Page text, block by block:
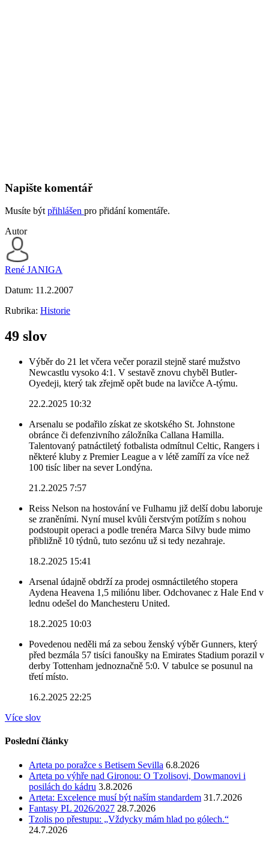
Napište komentář
Musíte být přihlášen pro přidání komentáře.
Autor
René JANIGA
Datum: 11.2.2007
Rubrika: Historie
49 slov
Výběr do 21 let včera večer porazil stejně staré mužstvo
Newcastlu vysoko 4:1. V sestavě znovu chyběl Butler-
Oyedeji, který tak zřejmě opět bude na lavičce A-týmu.
22.2.2025 10:32
Arsenalu se podařilo získat ze skotského St. Johnstone
obránce či defenzivního záložníka Callana Hamilla.
Talentovaný patnáctiletý fotbalista odmítnul Celtic, Rangers i
některé kluby z Premier League a v létě zamíří za více než
100 tisíc liber na sever Londýna.
21.2.2025 7:57
Reiss Nelson na hostování ve Fulhamu již delší dobu laboruje
se zraněními. Nyní musel kvůli čerstvým potížím s nohou
podstoupit operaci a podle trenéra Marca Silvy bude mimo
přibližně 10 týdnů, tuto sezónu už si tedy nezahraje.
18.2.2025 15:41
Arsenal údajně obdrží za prodej osmnáctiletého stopera
Aydena Heavena 1,5 miliónu liber. Odchovanec z Hale End v
lednu odešel do Manchesteru United.
18.2.2025 10:03
Povedenou neděli má za sebou ženský výběr Gunners, který
před bezmála 57 tisíci fanoušky na Emirates Stadium porazil v
derby Tottenham jednoznačně 5:0. V tabulce se posunul na
třetí místo.
16.2.2025 22:25
Více slov
Poslední články
Arteta po poražce s Betisem Sevilla 6.8.2026
Arteta po výhře nad Gironou: O Tzolisovi, Dowmanovi i
posilách do kádru 3.8.2026
Arteta: Excelence musí být naším standardem 31.7.2026
Fantasy PL 2026/2027 28.7.2026
Tzolis po přestupu: „Vždycky mám hlad po gólech.“
24.7.2026